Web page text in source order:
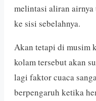
melintasi aliran
ke sisi sebelahnya.
Akan tetapi di musim
kolam tersebut akan
lagi faktor cuaca
berpengaruh ketika